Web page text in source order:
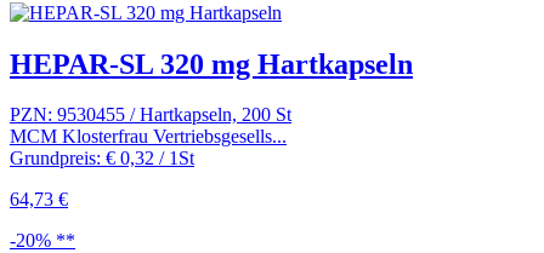
HEPAR-SL 320 mg Hartkapseln
PZN: 9530455 / Hartkapseln, 200 St
MCM Klosterfrau Vertriebsgesells...
Grundpreis: € 0,32 / 1St
64,73 €
-20% **